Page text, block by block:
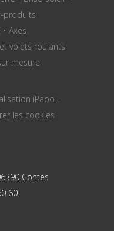
produits
Axes
volets roulants
mesure
iPaoo -
les cookies
Contes
60